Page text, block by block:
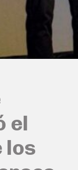
el
los